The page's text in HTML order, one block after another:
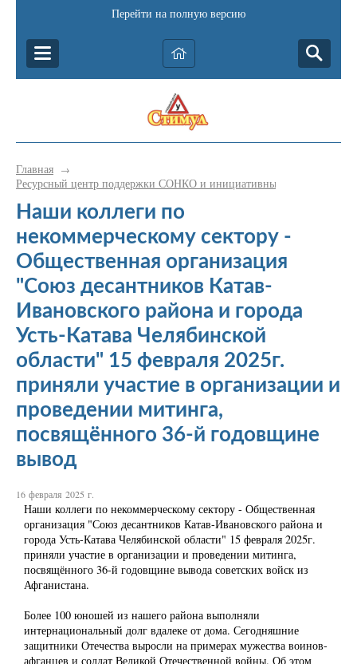
Перейти на полную версию
Главная →
Ресурсный центр поддержки СОНКО и инициативных граждан
Наши коллеги по
некоммерческому сектору -
Общественная организация
"Союз десантников Катав-
Ивановского района и города
Усть-Катава Челябинской
области" 15 февраля 2025г.
приняли участие в организации и
проведении митинга,
посвящённого 36-й годовщине
вывод
16 февраля 2025 г.
Наши коллеги по некоммерческому сектору - Общественная
организация "Союз десантников Катав-Ивановского района и
города Усть-Катава Челябинской области" 15 февраля 2025г.
приняли участие в организации и проведении митинга,
посвящённого 36-й годовщине вывода советских войск из
Афганистана.
Более 100 юношей из нашего района выполняли
интернациональный долг вдалеке от дома. Сегодняшние
защитники Отечества выросли на примерах мужества воинов-
афганцев и солдат Великой Отечественной войны. Об этом